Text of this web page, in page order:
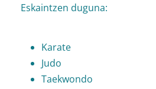
Eskaintzen duguna:
Karate
Judo
Taekwondo